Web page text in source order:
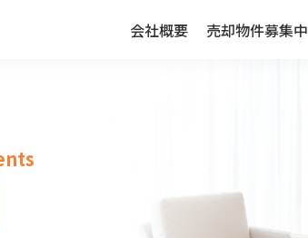
会社概要 売却物件募集中